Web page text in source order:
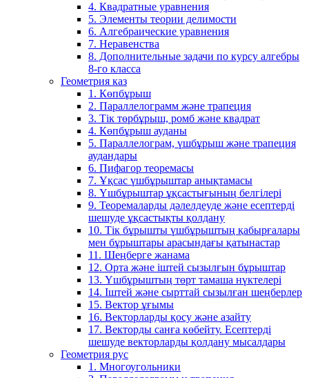
4. Квадратные уравнения
5. Элементы теории делимости
6. Алгебраические уравнения
7. Неравенства
8. Дополнительные задачи по курсу алгебры
8-го класса
Геометрия каз
1. Көпбұрыш
2. Параллелограмм және трапеция
3. Тік төрбұрыш, ромб және квадрат
4. Көпбұрыш ауданы
5. Параллелограм, үшбұрыш және трапеция
аудандары
6. Пифагор теоремасы
7. Ұқсас үшбұрыштар анықтамасы
8. Үшбұрыштар ұқсастығының белгілері
9. Теоремаларды дәлелдеуде және есептерді
шешуде ұқсастықты қолдану
10. Тік бұрышты үшбұрыштың қабырғалары
мен бұрыштары арасындағы қатынастар
11. Шеңберге жанама
12. Орта және іштей сызылғын бұрыштар
13. Үшбұрыштың төрт тамаша нүктелері
14. Іштей және сырттай сызылған шеңберлер
15. Вектор ұғымы
16. Векторларды қосу және азайту
17. Векторды санға көбейту. Есептерді
шешуде векторларды қолдану мысалдары
Геометрия рус
1. Многоугольники